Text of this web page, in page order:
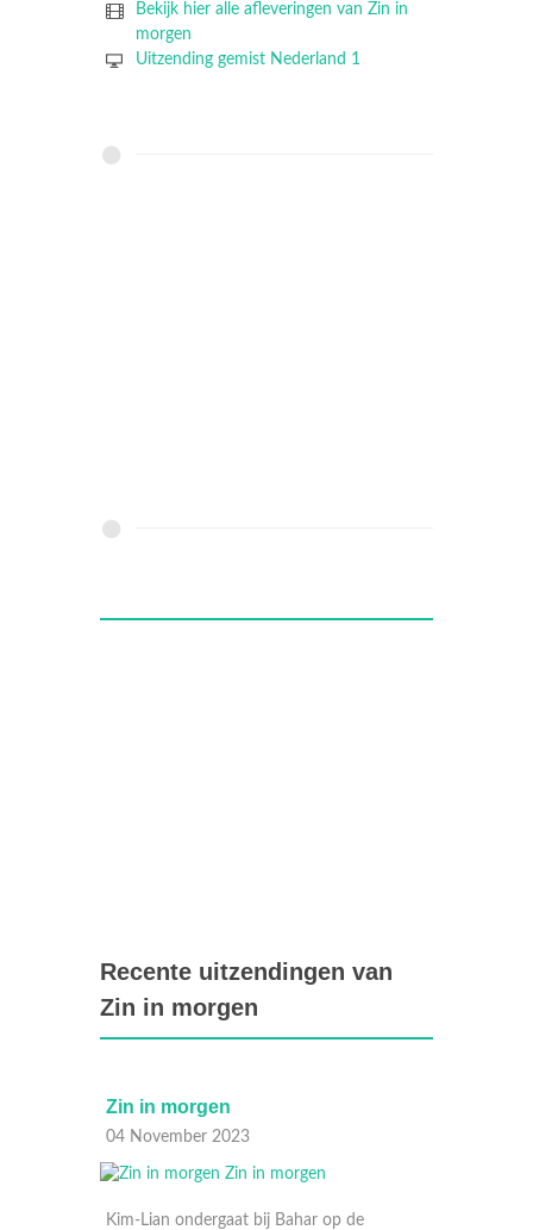
Bekijk hier alle afleveringen van Zin in
morgen
Uitzending gemist Nederland 1
Recente uitzendingen van
Zin in morgen
in morgen
November 2023
Lian ondergaat bij Bahar op de